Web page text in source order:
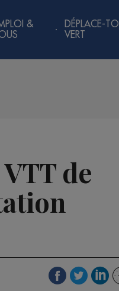
&
DÉPLACE-TOI
VERT
de